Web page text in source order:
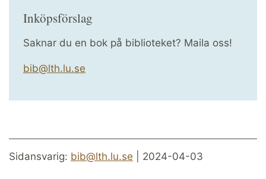
Inköpsförslag
Saknar du en bok på biblioteket? Maila oss!
bib@lth.lu.se
Sidansvarig: bib@lth.lu.se | 2024-04-03